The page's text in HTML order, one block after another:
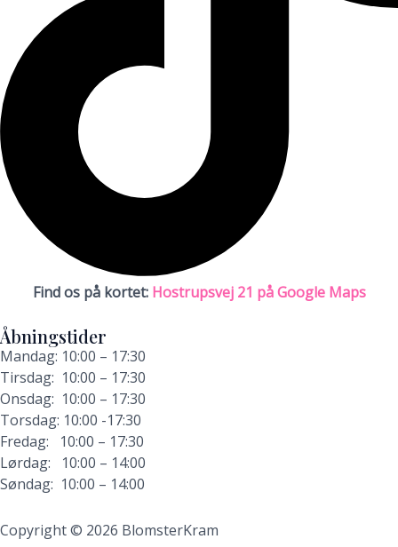
Find os på kortet: Hostrupsvej 21 på Google Maps
Åbningstider
Mandag: 10:00 – 17:30
Tirsdag: 10:00 – 17:30
Onsdag: 10:00 – 17:30
Torsdag: 10:00 -17:30
Fredag: 10:00 – 17:30
Lørdag: 10:00 – 14:00
Søndag: 10:00 – 14:00
Copyright © 2026 BlomsterKram